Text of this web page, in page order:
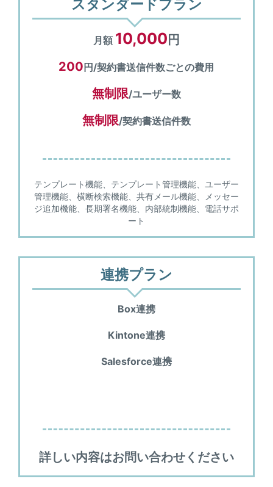
スタンダードプラン
月額 10,000 円
200円/契約書送信件数ごとの費用
無制限/ユーザー数
無制限/契約書送信件数
テンプレート機能、テンプレート管理機能、ユーザー
管理機能、横断検索機能、共有メール機能、メッセー
ジ追加機能、長期署名機能、内部統制機能、電話サポ
ート
連携プラン
Box連携
Kintone連携
Salesforce連携
詳しい内容はお問い合わせください